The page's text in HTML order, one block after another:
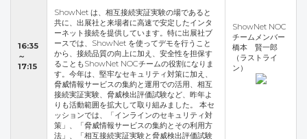
16:35
～
17:15
ShowNet は、相互接続実証実験の場であると
共に、出展社と来場者に高速で安定したインタ
ーネット接続を提供しています。特に出展社ブ
ースでは、ShowNet を使ってデモを行うこと
から、接続品質の向上に加え、安全性を担保す
ることもShowNet NOCチームの役割になりま
す。今年は、堅牢なセキュリティ対策に加え、
脅威情報サービスの集約と運用での活用、相互
接続実証実験、脅威検出評価試験など、昨年よ
りも活動範囲を拡大して取り組みました。 本セ
ッションでは、「インラインのセキュリティ対
策」、「脅威情報サービスの集約とその利用方
法」、「相互接続実証実験と脅威検出評価試験
ShowNet NOC
チームメンバー
橋本 賢一郎
（ラストライ
ン）